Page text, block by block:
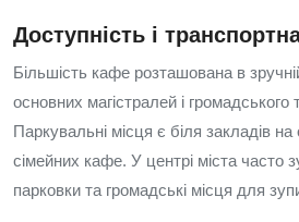
Доступність і
Більшість кафе розташована в
основних магістралей і громадського
Паркувальні місця є біля закладів на
сімейних кафе. У центрі міста часто
парковки та громадські місця для